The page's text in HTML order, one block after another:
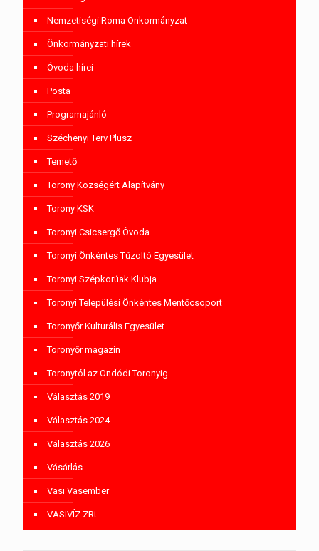
Nemzetiségi Roma Önkormányzat
Önkormányzati hírek
Óvoda hírei
Posta
Programajánló
Széchenyi Terv Plusz
Temető
Torony Községért Alapítvány
Torony KSK
Toronyi Csicsergő Óvoda
Toronyi Önkéntes Tűzoltó Egyesület
Toronyi Szépkorúak Klubja
Toronyi Települési Önkéntes Mentőcsoport
Toronyőr Kulturális Egyesület
Toronyőr magazin
Toronytól az Ondódi Toronyig
Választás 2019
Választás 2024
Választás 2026
Vásárlás
Vasi Vasember
VASIVÍZ ZRt.